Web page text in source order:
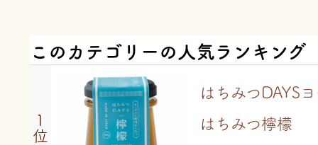
このカテゴリーの人気ランキング
1
位
はちみつDAYS
はちみつ檸檬